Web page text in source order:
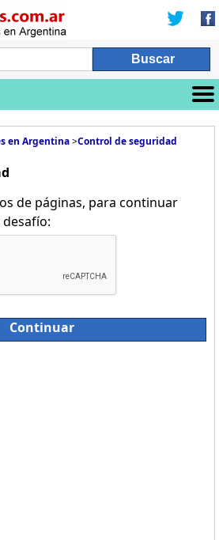
en Argentina>Control de seguridad
de páginas, para continuar
Continuar